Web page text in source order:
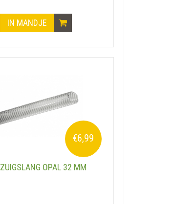
IN MANDJE
€6,99
ZUIGSLANG OPAL 32 MM